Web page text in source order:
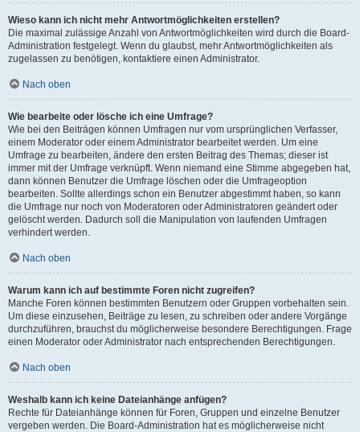
Wieso kann ich nicht mehr Antwortmöglichkeiten erstellen?
Die maximal zulässige Anzahl von Antwortmöglichkeiten wird durch die Board-
Administration festgelegt. Wenn du glaubst, mehr Antwortmöglichkeiten als
zugelassen zu benötigen, kontaktiere einen Administrator.
Nach oben
Wie bearbeite oder lösche ich eine Umfrage?
Wie bei den Beiträgen können Umfragen nur vom ursprünglichen Verfasser,
einem Moderator oder einem Administrator bearbeitet werden. Um eine
Umfrage zu bearbeiten, ändere den ersten Beitrag des Themas; dieser ist
immer mit der Umfrage verknüpft. Wenn niemand eine Stimme abgegeben hat,
dann können Benutzer die Umfrage löschen oder die Umfrageoption
bearbeiten. Sollte allerdings schon ein Benutzer abgestimmt haben, so kann
die Umfrage nur noch von Moderatoren oder Administratoren geändert oder
gelöscht werden. Dadurch soll die Manipulation von laufenden Umfragen
verhindert werden.
Nach oben
Warum kann ich auf bestimmte Foren nicht zugreifen?
Manche Foren können bestimmten Benutzern oder Gruppen vorbehalten sein.
Um diese einzusehen, Beiträge zu lesen, zu schreiben oder andere Vorgänge
durchzuführen, brauchst du möglicherweise besondere Berechtigungen. Frage
einen Moderator oder Administrator nach entsprechenden Berechtigungen.
Nach oben
Weshalb kann ich keine Dateianhänge anfügen?
Rechte für Dateianhänge können für Foren, Gruppen und einzelne Benutzer
vergeben werden. Die Board-Administration hat es möglicherweise nicht